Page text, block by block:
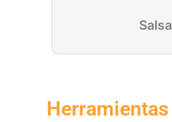
Salsa
Herramientas